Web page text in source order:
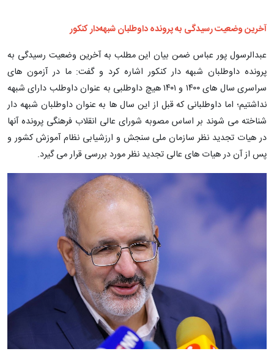
آخرین وضعیت رسیدگی به پرونده داوطلبان شبهه‌دار کنکور
عبدالرسول پور عباس ضمن بیان این مطلب به آخرین وضعیت رسیدگی به
پرونده داوطلبان شبهه دار کنکور اشاره کرد و گفت: ما در آزمون های
سراسری سال های ۱۴۰۰ و ۱۴۰۱ هیچ داوطلبی به عنوان داوطلب دارای شبهه
نداشتیم؛ اما داوطلبانی که قبل از این سال ها به عنوان داوطلبان شبهه دار
شناخته می شوند بر اساس مصوبه شورای عالی انقلاب فرهنگی پرونده آنها
در هیات تجدید نظر سازمان ملی سنجش و ارزشیابی نظام آموزش کشور و
پس از آن در هیات های عالی تجدید نظر مورد بررسی قرار می گیرد.